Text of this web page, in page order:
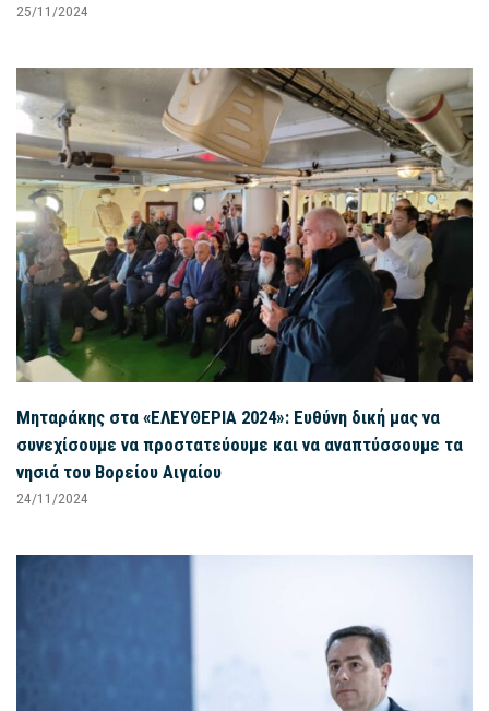
25/11/2024
Μηταράκης στα «ΕΛΕΥΘΕΡΙΑ 2024»: Ευθύνη δική μας να
συνεχίσουμε να προστατεύουμε και να αναπτύσσουμε τα
νησιά του Βορείου Αιγαίου
24/11/2024